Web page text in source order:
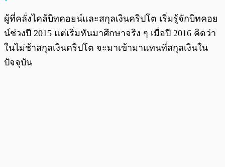
ผู้ที่คลั่งไคล้บิทคอยน์และสกุลเงินคริปโต เริ่มรู้จักบิทคอย
น์ช่วงปี 2015 แต่เริ่มหันมาศึกษาจริง ๆ เมื่อปี 2016 คิดว่า
ในไม่ช้าสกุลเงินคริปโต จะมาเข้ามาแทนที่สกุลเงินใน
ปัจจุบัน